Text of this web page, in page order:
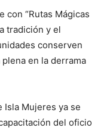
con “Rutas Mágicas
tradición y el
conserven
en la derrama
Isla Mujeres ya se
del oficio